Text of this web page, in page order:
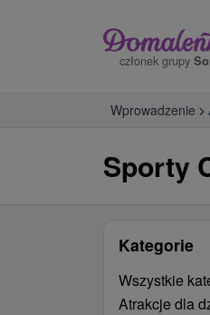
członek grupy
Wprowadzenie
Sporty
Kategorie
Wszystkie
Atrakcje dla